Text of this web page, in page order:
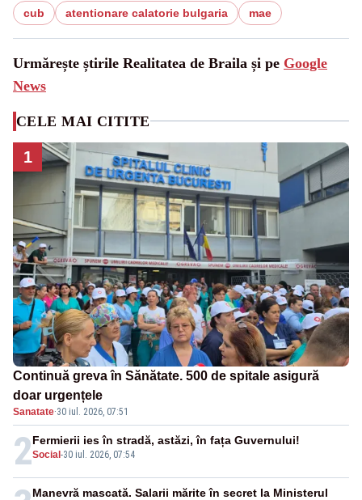
cub atentionare calatorie bulgaria mae
Urmărește știrile Realitatea de Braila și pe Google
News
CELE MAI CITITE
1
Continuă greva în Sănătate. 500 de spitale asigură
doar urgențele
Sanatate·30 iul. 2026, 07:51
2Social -30 iul. 2026, 07:54
Fermierii ies în stradă, astăzi, în fața Guvernului!
Manevră mascată. Salarii mărite în secret la Ministerul